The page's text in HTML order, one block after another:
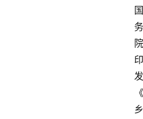
国
务
院
印
发
《
乡